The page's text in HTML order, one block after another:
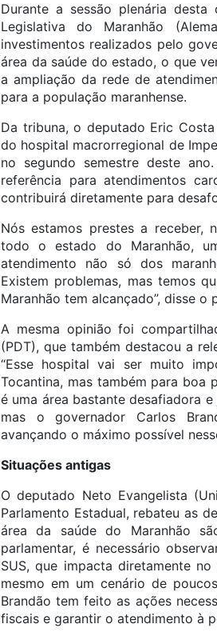
Durante a sessão plenária
Legislativa do Maranhão
investimentos realizados pelo
área da saúde do estado, o que
a ampliação da rede de
para a população maranhense.
Da tribuna, o deputado Eric
do hospital macrorregional de
no segundo semestre deste
referência para atendimentos
contribuirá diretamente para
Nós estamos prestes a receber,
todo o estado do Maranhão,
atendimento não só dos
Existem problemas, mas temos
Maranhão tem alcançado”, disse o
A mesma opinião foi
(PDT), que também destacou a
“Esse hospital vai ser muito
Tocantina, mas também para boa
é uma área bastante desafiadora
mas o governador Carlos
avançando o máximo possível
Situações antigas
O deputado Neto Evangelista
Parlamento Estadual, rebateu as
área da saúde do Maranhão
parlamentar, é necessário
SUS, que impacta diretamente
mesmo em um cenário de
Brandão tem feito as ações
fiscais e garantir o atendimento à